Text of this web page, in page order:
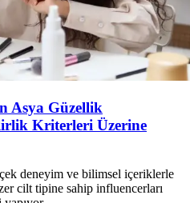
Asya Güzellik
Kriterleri Üzerine
deneyim ve bilimsel içeriklerle
cilt tipine sahip influencerları